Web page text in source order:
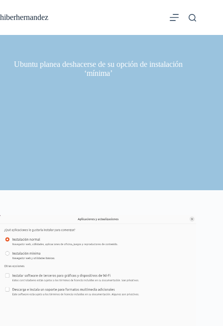
al
contenido
hiberhernandez
Ubuntu planea deshacerse de su opción de instalación
‘mínima’